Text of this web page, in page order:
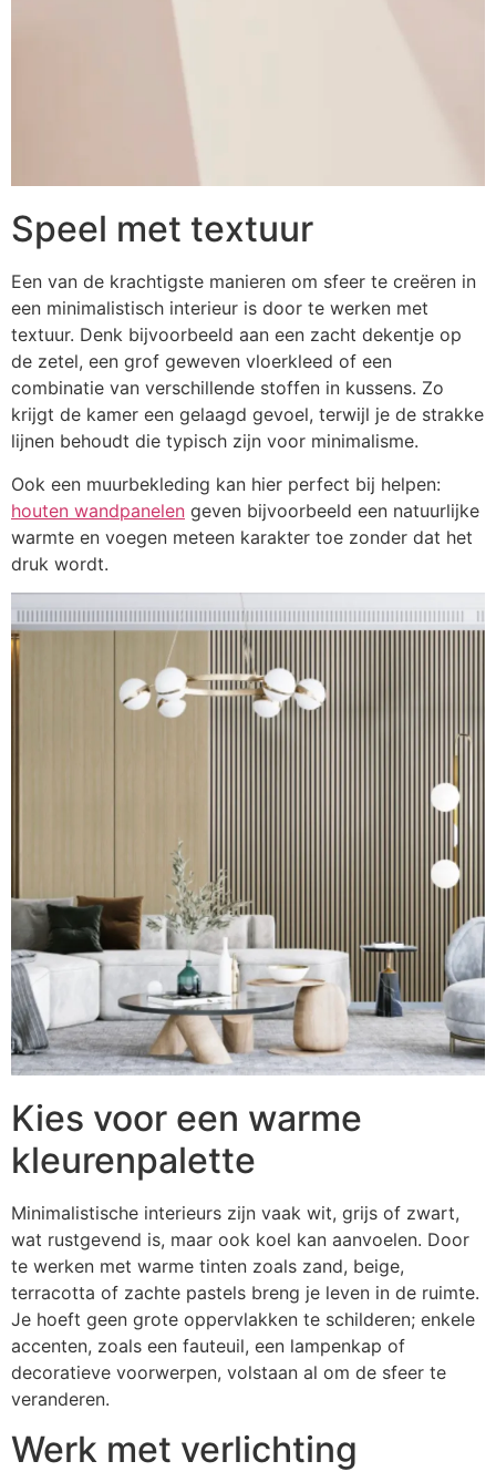
Speel met textuur
Een van de krachtigste manieren om sfeer te creëren in
een minimalistisch interieur is door te werken met
textuur. Denk bijvoorbeeld aan een zacht dekentje op
de zetel, een grof geweven vloerkleed of een
combinatie van verschillende stoffen in kussens. Zo
krijgt de kamer een gelaagd gevoel, terwijl je de strakke
lijnen behoudt die typisch zijn voor minimalisme.
Ook een muurbekleding kan hier perfect bij helpen:
houten wandpanelen geven bijvoorbeeld een natuurlijke
warmte en voegen meteen karakter toe zonder dat het
druk wordt.
Kies voor een warme
kleurenpalette
Minimalistische interieurs zijn vaak wit, grijs of zwart,
wat rustgevend is, maar ook koel kan aanvoelen. Door
te werken met warme tinten zoals zand, beige,
terracotta of zachte pastels breng je leven in de ruimte.
Je hoeft geen grote oppervlakken te schilderen; enkele
accenten, zoals een fauteuil, een lampenkap of
decoratieve voorwerpen, volstaan al om de sfeer te
veranderen.
Werk met verlichting